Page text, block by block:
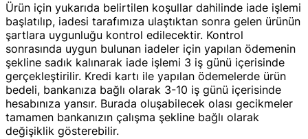
Ürün için yukarıda belirtilen koşullar dahilinde iade işlemi
başlatılıp, iadesi tarafımıza ulaştıktan sonra gelen ürünün
şartlara uygunluğu kontrol edilecektir. Kontrol
sonrasında uygun bulunan iadeler için yapılan ödemenin
şekline sadık kalınarak iade işlemi 3 iş günü içerisinde
gerçekleştirilir. Kredi kartı ile yapılan ödemelerde ürün
bedeli, bankanıza bağlı olarak 3-10 iş günü içerisinde
hesabınıza yansır. Burada oluşabilecek olası gecikmeler
tamamen bankanızın çalışma şekline bağlı olarak
değişiklik gösterebilir.